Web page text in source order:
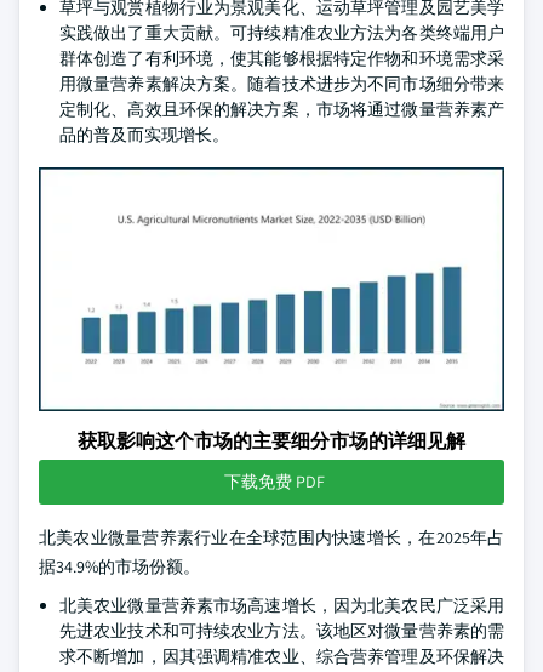
草坪与观赏植物行业为景观美化、运动草坪管理及园艺美学
实践做出了重大贡献。可持续精准农业方法为各类终端用户
群体创造了有利环境，使其能够根据特定作物和环境需求采
用微量营养素解决方案。随着技术进步为不同市场细分带来
定制化、高效且环保的解决方案，市场将通过微量营养素产
品的普及而实现增长。
获取影响这个市场的主要细分市场的详细见解
下载免费 PDF
北美农业微量营养素行业在全球范围内快速增长，在2025年占
据34.9%的市场份额。
北美农业微量营养素市场高速增长，因为北美农民广泛采用
先进农业技术和可持续农业方法。该地区对微量营养素的需
求不断增加，因其强调精准农业、综合营养管理及环保解决